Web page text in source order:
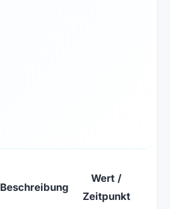
Beschreibung
Wert /
Zeitpunkt